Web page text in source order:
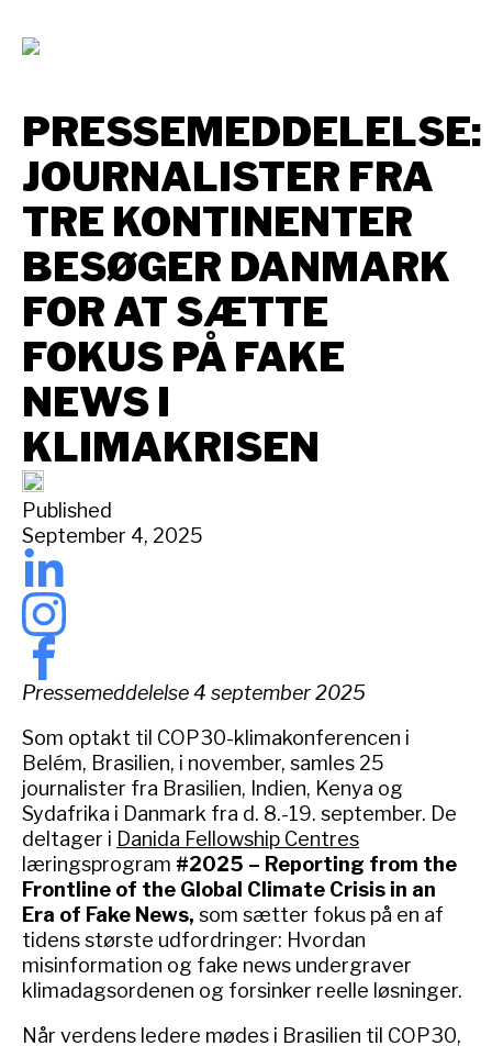
PRESSEMEDDELELSE:
JOURNALISTER FRA
TRE KONTINENTER
BESØGER DANMARK
FOR AT SÆTTE
FOKUS PÅ FAKE
NEWS I
KLIMAKRISEN
Published
September 4, 2025
Pressemeddelelse 4 september 2025
Som optakt til COP30-klimakonferencen i
Belém, Brasilien, i november, samles 25
journalister fra Brasilien, Indien, Kenya og
Sydafrika i Danmark fra d. 8.-19. september. De
deltager i Danida Fellowship Centres
læringsprogram #2025 – Reporting from the
Frontline of the Global Climate Crisis in an
Era of Fake News, som sætter fokus på en af
tidens største udfordringer: Hvordan
misinformation og fake news undergraver
klimadagsordenen og forsinker reelle løsninger.
Når verdens ledere mødes i Brasilien til COP30,